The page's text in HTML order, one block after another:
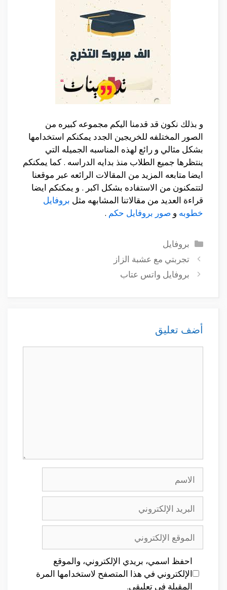
و بذلك نكون قد قدمنا اليكم مجموعه كبيره من
الصور المختلفه للخريجين الجدد يمكنكم استخدامها
بشكل مثالي و رائع لهذه المناسبه الجميله التي
ينتظرها جميع الطلاب منذ بدايه الدراسه . كما يمكنكم
ايضا متابعه المزيد من المقالات الرائعه عبر موقعنا
لتتمكنون من الاستفاده بشكل اكبر . و يمكنكم ايضا
قراءة العديد من مقالاتنا المشابهه مثل بروفايل
خطوبه و صور بروفايل حكم .
التصنيفات
بروفايل
تجربتي مع عشبة الزاز
بروفايل واتس عتاب
أضف تعليق
الإلكتروني
الإلكتروني
احفظ اسمي، بريدي الإلكتروني، والموقع
الإلكتروني في هذا المتصفح لاستخدامها المرة
المقبلة في تعليقي.